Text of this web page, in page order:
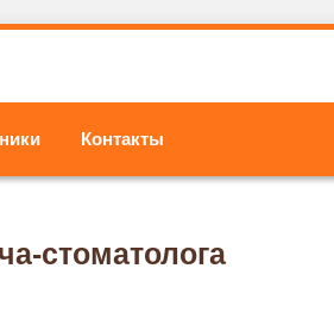
Контакты
стоматолога